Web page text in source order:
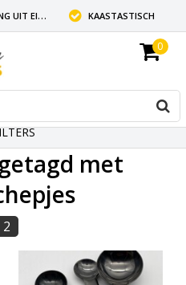
VOORRAAD KAASTASTISCH
0
met
2